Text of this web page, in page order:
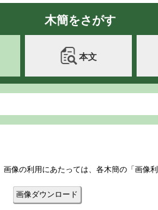
木簡をさがす
本文
画像の利用にあたっては、各木簡の「画像
画像ダウンロード